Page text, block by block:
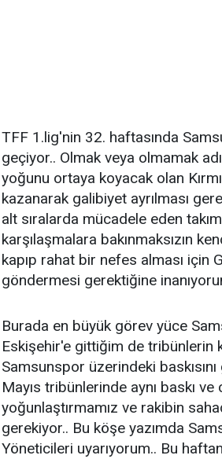
TFF 1.lig'nin 32. haftasında
geçiyor.. Olmak veya olmamak
yoğunu ortaya koyacak olan
kazanarak galibiyet ayrılması
alt sıralarda mücadele eden
karşılaşmalara bakınmaksızın
kapıp rahat bir nefes alması için
göndermesi gerektiğine
Burada en büyük görev yüce
Eskişehir'e gittiğim de tribünlerin
Samsunspor üzerindeki
Mayıs tribünlerinde aynı baskı
yoğunlaştırmamız ve rakibin
gerekiyor.. Bu köşe yazımda
Yöneticileri uyarıyorum.. Bu